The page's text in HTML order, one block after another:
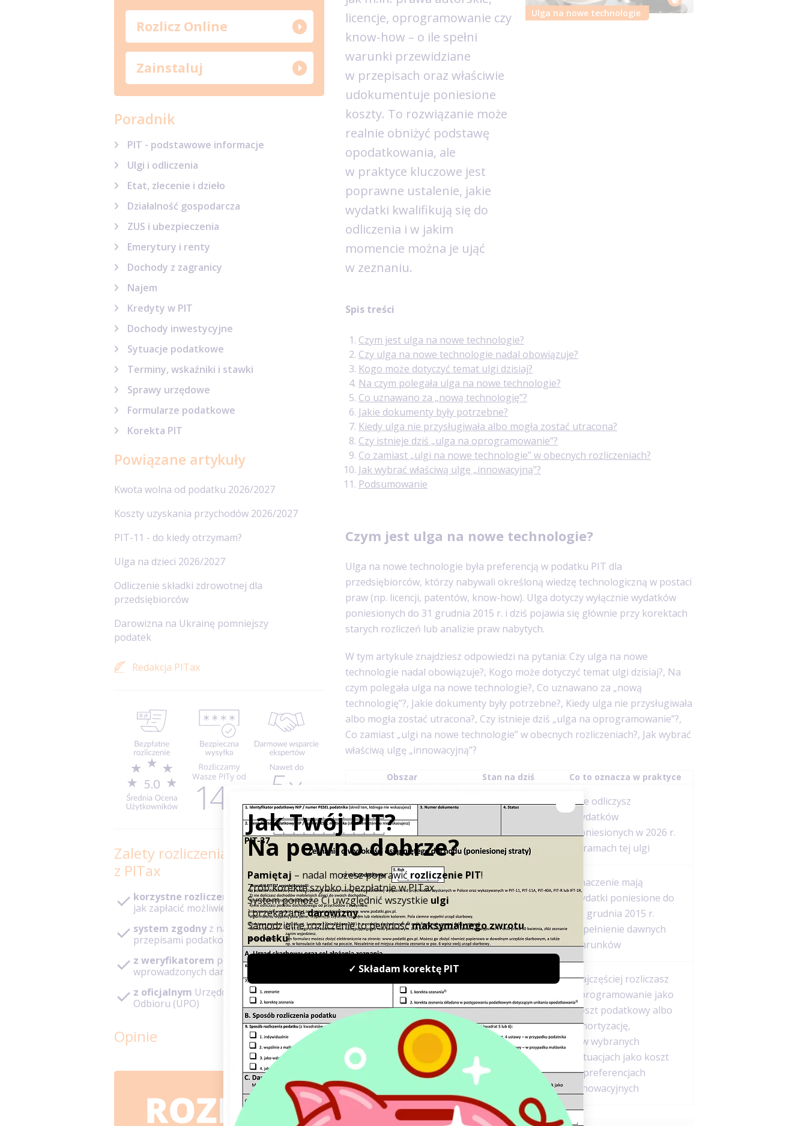
licencje, oprogramowanie czy
know-how – o ile spełni
warunki przewidziane
w przepisach oraz właściwie
udokumentuje poniesione
koszty. To rozwiązanie może
realnie obniżyć podstawę
opodatkowania, ale
w praktyce kluczowe jest
poprawne ustalenie, jakie
wydatki kwalifikują się do
odliczenia i w jakim
momencie można je ująć
w zeznaniu.
Ulga na nowe technologie
Spis treści
Czym jest ulga na nowe technologie?
Czy ulga na nowe technologie nadal obowiązuje?
Kogo może dotyczyć temat ulgi dzisiaj?
Na czym polegała ulga na nowe technologie?
Co uznawano za „nową technologię”?
Jakie dokumenty były potrzebne?
Kiedy ulga nie przysługiwała albo mogła zostać utracona?
Czy istnieje dziś „ulga na oprogramowanie”?
Co zamiast „ulgi na nowe technologie” w obecnych rozliczeniach?
Jak wybrać właściwą ulgę „innowacyjną”?
Podsumowanie
Czym jest ulga na nowe technologie?
Ulga na nowe technologie była preferencją w podatku PIT dla
przedsiębiorców, którzy nabywali określoną wiedzę technologiczną w postaci
praw (np. licencji, patentów, know-how). Ulga dotyczy wyłącznie wydatków
poniesionych do 31 grudnia 2015 r. i dziś pojawia się głównie przy korektach
starych rozliczeń lub analizie praw nabytych.
W tym artykule znajdziesz odpowiedzi na pytania: Czy ulga na nowe
technologie nadal obowiązuje?, Kogo może dotyczyć temat ulgi dzisiaj?, Na
czym polegała ulga na nowe technologie?, Co uznawano za „nową
technologię”?, Jakie dokumenty były potrzebne?, Kiedy ulga nie przysługiwała
albo mogła zostać utracona?, Czy istnieje dziś „ulga na oprogramowanie”?,
Co zamiast „ulgi na nowe technologie” w obecnych rozliczeniach?, Jak wybrać
właściwą ulgę „innowacyjną”?
Obszar Stan na dziś Co to oznacza w praktyce
Ulga na nowe
technologie
Nie działa dla
nowych
wydatków
Nie odliczysz
wydatków
poniesionych w 2026 r.
w ramach tej ulgi
Korekty starych
lat
przypadkach
Znaczenie mają
wydatki poniesione do
31 grudnia 2015 r.
i spełnienie dawnych
warunków
oprogramowanie”
uniwersalnej
Najczęściej rozliczasz
oprogramowanie jako
koszt podatkowy albo
amortyzację,
a w wybranych
sytuacjach jako koszt
w preferencjach
innowacyjnych
Rozlicz Online
Zainstaluj
Poradnik
PIT - podstawowe informacje
Ulgi i odliczenia
Etat, zlecenie i dzieło
Działalność gospodarcza
ZUS i ubezpieczenia
Emerytury i renty
Dochody z zagranicy
Najem
Kredyty w PIT
Dochody inwestycyjne
Sytuacje podatkowe
Terminy, wskaźniki i stawki
Sprawy urzędowe
Formularze podatkowe
Korekta PIT
Powiązane artykuły
Kwota wolna od podatku 2026/2027
Koszty uzyskania przychodów 2026/2027
PIT-11 - do kiedy otrzymam?
Ulga na dzieci 2026/2027
Odliczenie składki zdrowotnej dla
przedsiębiorców
Darowizna na Ukrainę pomniejszy
podatek
Redakcja PITax
Zalety rozliczenia PIT
z PITax
korzystne rozliczenie
– podpowiadamy
jak zapłacić możliwie niski podatek
system zgodnyz najnowszymi
przepisami podatkowymi
z weryfikatorem poprawności
wprowadzonych danych
z oficjalnym Urzędowym Poświadczeniem
Odbioru (UPO)
Opinie